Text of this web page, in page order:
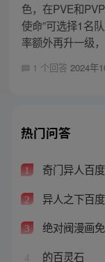
色，在PVE和
使命”可选择1名
率额外再升一级
1 个回答 2024年
热门问答
1 奇门异人百
2 异人之下百
3 绝对阀漫画
4 的百灵石